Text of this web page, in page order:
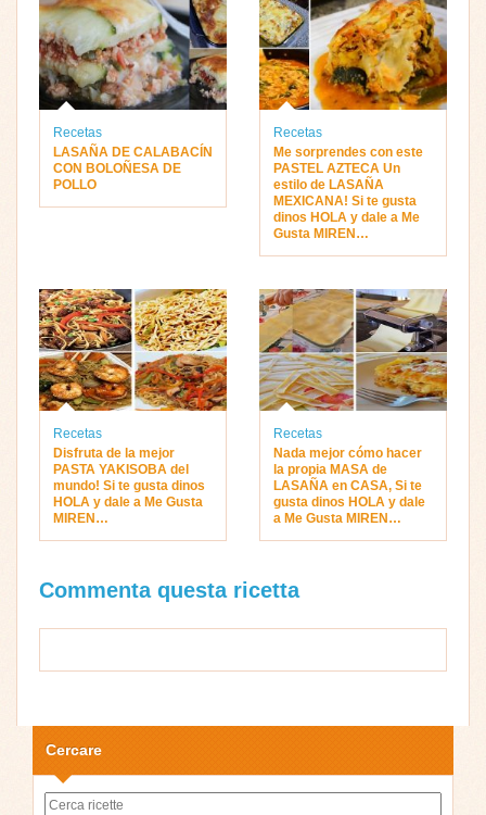
Recetas
LASAÑA DE CALABACÍN
CON BOLOÑESA DE
POLLO
Recetas
Me sorprendes con este
PASTEL AZTECA Un
estilo de LASAÑA
MEXICANA! Si te gusta
dinos HOLA y dale a Me
Gusta MIREN…
Recetas
Disfruta de la mejor
PASTA YAKISOBA del
mundo! Si te gusta dinos
HOLA y dale a Me Gusta
MIREN…
Recetas
Nada mejor cómo hacer
la propia MASA de
LASAÑA en CASA, Si te
gusta dinos HOLA y dale
a Me Gusta MIREN…
Commenta questa ricetta
Cercare